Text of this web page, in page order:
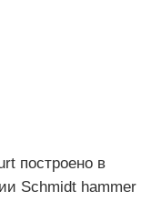
построено в
Schmidt hammer